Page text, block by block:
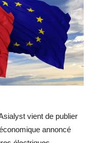
vient de publier
annoncé